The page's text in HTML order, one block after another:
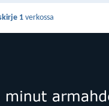
1 verkossa